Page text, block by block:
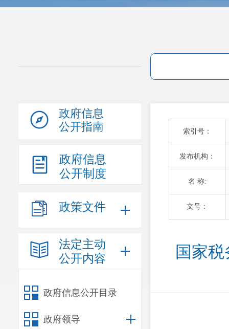
政府信息
公开指南
政府信息
公开制度
政策文件
法定主动
公开内容
政府信息公开目录
政府领导
索引号：
发布机构：
名 称:
文号：
国家